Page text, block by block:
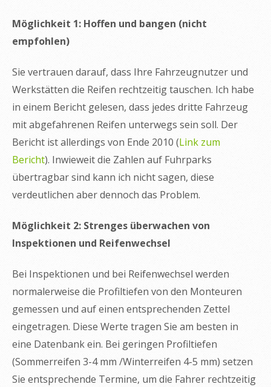
Möglichkeit 1: Hoffen und bangen (nicht
empfohlen)
Sie vertrauen darauf, dass Ihre Fahrzeugnutzer und
Werkstätten die Reifen rechtzeitig tauschen. Ich habe
in einem Bericht gelesen, dass jedes dritte Fahrzeug
mit abgefahrenen Reifen unterwegs sein soll. Der
Bericht ist allerdings von Ende 2010 (Link zum
Bericht). Inwieweit die Zahlen auf Fuhrparks
übertragbar sind kann ich nicht sagen, diese
verdeutlichen aber dennoch das Problem.
Möglichkeit 2: Strenges überwachen von
Inspektionen und Reifenwechsel
Bei Inspektionen und bei Reifenwechsel werden
normalerweise die Profiltiefen von den Monteuren
gemessen und auf einen entsprechenden Zettel
eingetragen. Diese Werte tragen Sie am besten in
eine Datenbank ein. Bei geringen Profiltiefen
(Sommerreifen 3-4 mm /Winterreifen 4-5 mm) setzen
Sie entsprechende Termine, um die Fahrer rechtzeitig